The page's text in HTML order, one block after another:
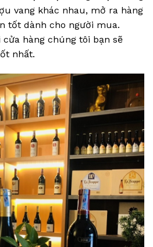
vang khác nhau, mở ra hàng
tốt dành cho người mua.
hàng chúng tôi bạn sẽ
nhất.